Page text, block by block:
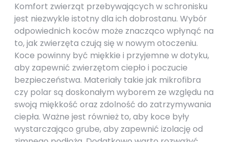
Komfort zwierząt przebywających w schronisku
jest niezwykle istotny dla ich dobrostanu. Wybór
odpowiednich koców może znacząco wpłynąć na
to, jak zwierzęta czują się w nowym otoczeniu.
Koce powinny być miękkie i przyjemne w dotyku,
aby zapewnić zwierzętom ciepło i poczucie
bezpieczeństwa. Materiały takie jak mikrofibra
czy polar są doskonałym wyborem ze względu na
swoją miękkość oraz zdolność do zatrzymywania
ciepła. Ważne jest również to, aby koce były
wystarczająco grube, aby zapewnić izolację od